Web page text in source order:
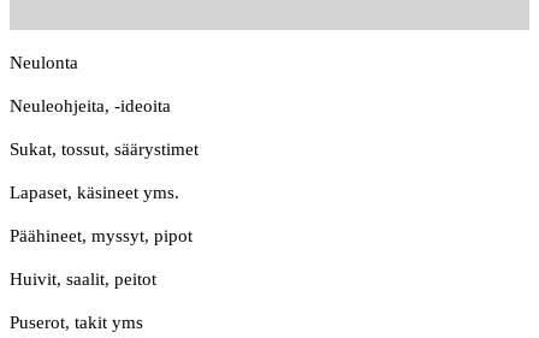
Neulonta
Neuleohjeita, -ideoita
Sukat, tossut, säärystimet
Lapaset, käsineet yms.
Päähineet, myssyt, pipot
Huivit, saalit, peitot
Puserot, takit yms